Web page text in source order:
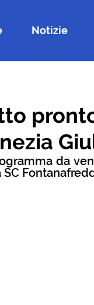
Notizie
da
SC